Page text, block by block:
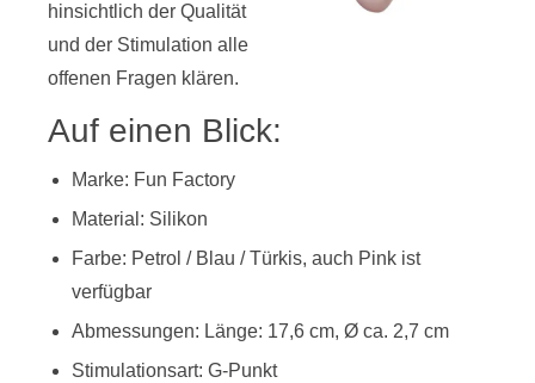
hinsichtlich der Qualität
und der Stimulation alle
offenen Fragen klären.
Auf einen Blick:
Marke: Fun Factory
Material: Silikon
Farbe: Petrol / Blau / Türkis, auch Pink ist
verfügbar
Abmessungen: Länge: 17,6 cm, Ø ca. 2,7 cm
Stimulationsart: G-Punkt